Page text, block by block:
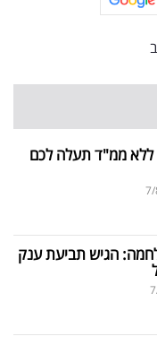
ללא ממ"ד תעלה לכם
הגיש תביעת ענק